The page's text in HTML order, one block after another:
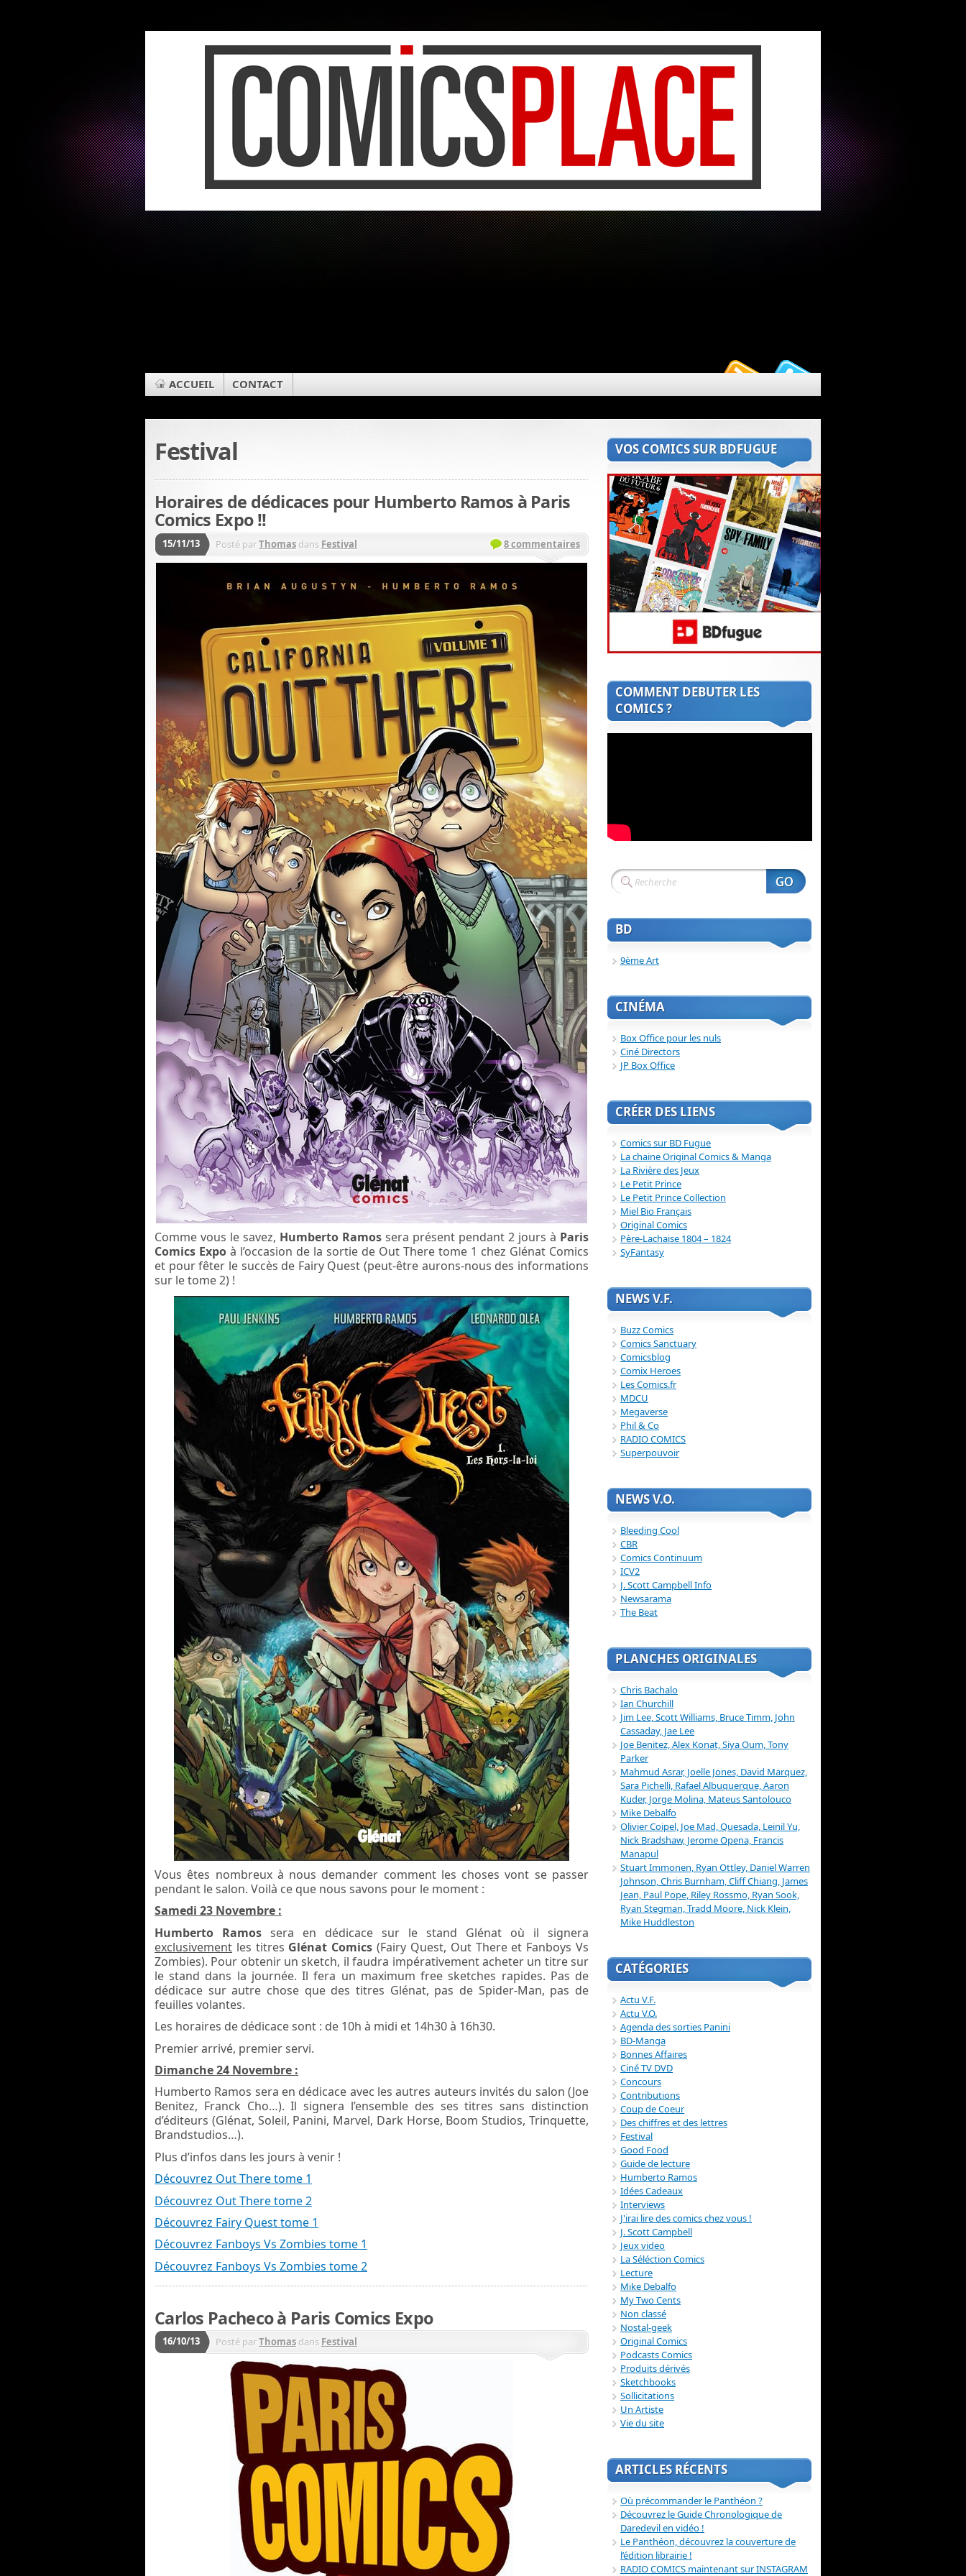
ACCUEIL CONTACT
Festival
Horaires de dédicaces pour Humberto Ramos à Paris
Comics Expo !!
15/11/13 Posté parThomas dans Festival 8 commentaires
Comme vous le savez, Humberto Ramos sera présent pendant 2 jours à Paris
Comics Expo à l’occasion de la sortie de Out There tome 1 chez Glénat Comics
et pour fêter le succès de Fairy Quest (peut-être aurons-nous des informations
sur le tome 2) !
Vous êtes nombreux à nous demander comment les choses vont se passer
pendant le salon. Voilà ce que nous savons pour le moment :
Samedi 23 Novembre :
Humberto Ramos sera en dédicace sur le stand Glénat où il signera
exclusivement les titres Glénat Comics(Fairy Quest, Out There et Fanboys Vs
Zombies). Pour obtenir un sketch, il faudra impérativement acheter un titre sur
le stand dans la journée.Il fera un maximum free sketches rapides. Pas de
dédicace sur autre chose que des titres Glénat, pas de Spider-Man, pas de
feuilles volantes.
Les horaires de dédicace sont : de 10h à midi et 14h30 à 16h30.
Premier arrivé, premier servi.
Dimanche 24 Novembre :
Humberto Ramos sera en dédicace avec les autres auteurs invités du salon (Joe
Benitez, Franck Cho…). Il signera l’ensemble des ses titres sans distinction
d’éditeurs (Glénat, Soleil, Panini, Marvel, Dark Horse, Boom Studios, Trinquette,
Brandstudios…).
Plus d’infos dans les jours à venir !
Découvrez Out There tome 1
Découvrez Out There tome 2
Découvrez Fairy Quest tome 1
Découvrez Fanboys Vs Zombies tome 1
Découvrez Fanboys Vs Zombies tome 2
Carlos Pacheco à Paris Comics Expo
16/10/13 Posté parThomas dans Festival
VOS COMICS SUR BDFUGUE
COMMENT DEBUTER LES
COMICS ?
BD
9ème Art
CINÉMA
Box Office pour les nuls
Ciné Directors
JP Box Office
CRÉER DES LIENS
Comics sur BD Fugue
La chaine Original Comics & Manga
La Rivière des Jeux
Le Petit Prince
Le Petit Prince Collection
Miel Bio Français
Original Comics
Père-Lachaise 1804 – 1824
SyFantasy
NEWS V.F.
Buzz Comics
Comics Sanctuary
Comicsblog
Comix Heroes
Les Comics.fr
MDCU
Megaverse
Phil & Co
RADIO COMICS
Superpouvoir
NEWS V.O.
Bleeding Cool
CBR
Comics Continuum
ICV2
J. Scott Campbell Info
Newsarama
The Beat
PLANCHES ORIGINALES
Chris Bachalo
Ian Churchill
Jim Lee, Scott Williams, Bruce Timm, John
Cassaday, Jae Lee
Joe Benitez, Alex Konat, Siya Oum, Tony
Parker
Mahmud Asrar, Joelle Jones, David Marquez,
Sara Pichelli, Rafael Albuquerque, Aaron
Kuder, Jorge Molina, Mateus Santolouco
Mike Debalfo
Olivier Coipel, Joe Mad, Quesada, Leinil Yu,
Nick Bradshaw, Jerome Opena, Francis
Manapul
Stuart Immonen, Ryan Ottley, Daniel Warren
Johnson, Chris Burnham, Cliff Chiang, James
Jean, Paul Pope, Riley Rossmo, Ryan Sook,
Ryan Stegman, Tradd Moore, Nick Klein,
Mike Huddleston
CATÉGORIES
Actu V.F.
Actu V.O.
Agenda des sorties Panini
BD-Manga
Bonnes Affaires
Ciné TV DVD
Concours
Contributions
Coup de Coeur
Des chiffres et des lettres
Festival
Good Food
Guide de lecture
Humberto Ramos
Idées Cadeaux
Interviews
J'irai lire des comics chez vous !
J. Scott Campbell
Jeux video
La Séléction Comics
Lecture
Mike Debalfo
My Two Cents
Non classé
Nostal-geek
Original Comics
Podcasts Comics
Produits dérivés
Sketchbooks
Sollicitations
Un Artiste
Vie du site
ARTICLES RÉCENTS
Où précommander le Panthéon ?
Découvrez le Guide Chronologique de
Daredevil en vidéo !
Le Panthéon, découvrez la couverture de
l’édition librairie !
RADIO COMICS maintenant sur INSTAGRAM